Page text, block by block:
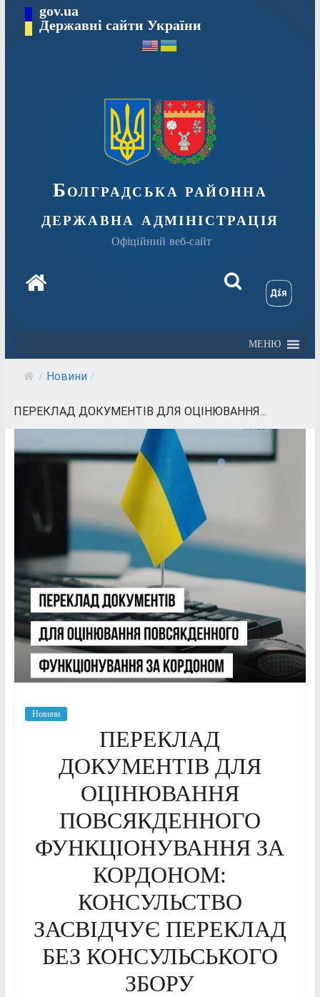
Перейтиgov.ua
Державні сайти України
Болградська районна
державна адміністрація
Офіційний веб-сайт
МЕНЮ
/ Новини /
ПЕРЕКЛАД ДОКУМЕНТІВ ДЛЯ ОЦІНЮВАННЯ...
Новини
ПЕРЕКЛАД
ДОКУМЕНТІВ ДЛЯ
ОЦІНЮВАННЯ
ПОВСЯКДЕННОГО
ФУНКЦІОНУВАННЯ ЗА
КОРДОНОМ:
КОНСУЛЬСТВО
ЗАСВІДЧУЄ ПЕРЕКЛАД
БЕЗ КОНСУЛЬСЬКОГО
ЗБОРУ